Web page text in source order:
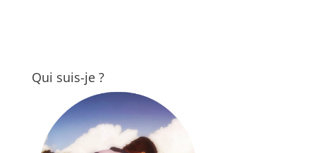
Qui suis-je ?